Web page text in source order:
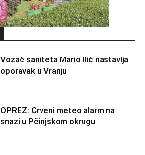
Vozač saniteta Mario Ilić nastavlja
oporavak u Vranju
OPREZ: Crveni meteo alarm na
snazi u Pčinjskom okrugu